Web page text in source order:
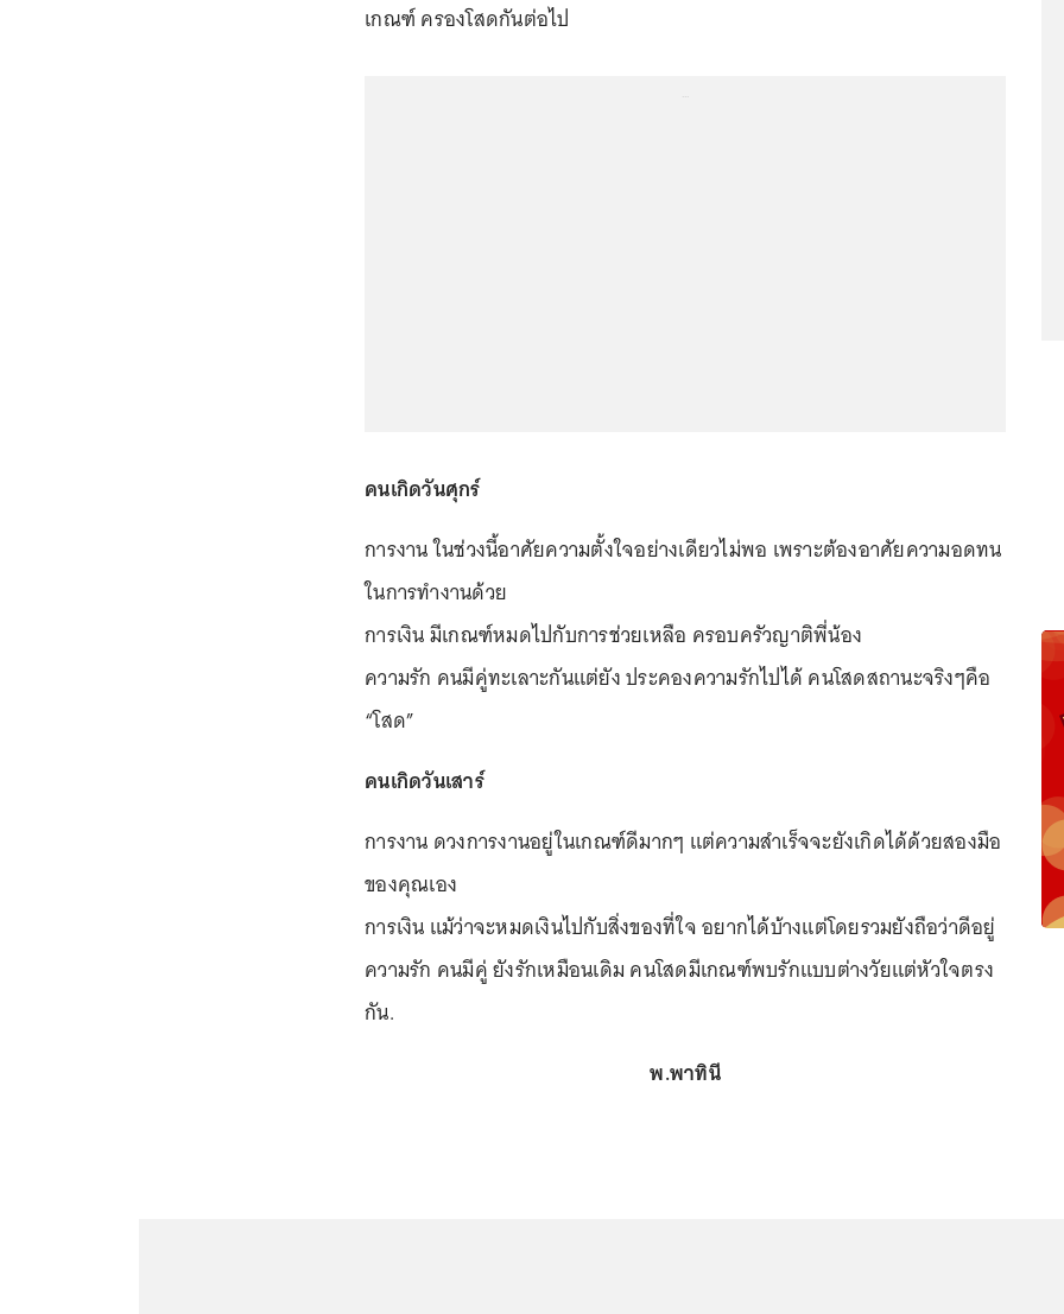
เกณฑ์ ครองโสดกันต่อไป
คนเกิดวันศุกร์
การงาน ในช่วงนี้อาศัยความตั้งใจอย่างเดียวไม่พอ เพราะต้องอาศัยความอดทน
ในการทำงานด้วย
การเงิน มีเกณฑ์หมดไปกับการช่วยเหลือ ครอบครัวญาติพี่น้อง
ความรัก คนมีคู่ทะเลาะกันแต่ยัง ประคองความรักไปได้ คนโสดสถานะจริงๆคือ
“โสด”
คนเกิดวันเสาร์
การงาน ดวงการงานอยู่ในเกณฑ์ดีมากๆ แต่ความสำเร็จจะยังเกิดได้ด้วยสองมือ
ของคุณเอง
การเงิน แม้ว่าจะหมดเงินไปกับสิ่งของที่ใจ อยากได้บ้างแต่โดยรวมยังถือว่าดีอยู่
ความรัก คนมีคู่ ยังรักเหมือนเดิม คนโสดมีเกณฑ์พบรักแบบต่างวัยแต่หัวใจตรง
กัน.
พ.พาทินี